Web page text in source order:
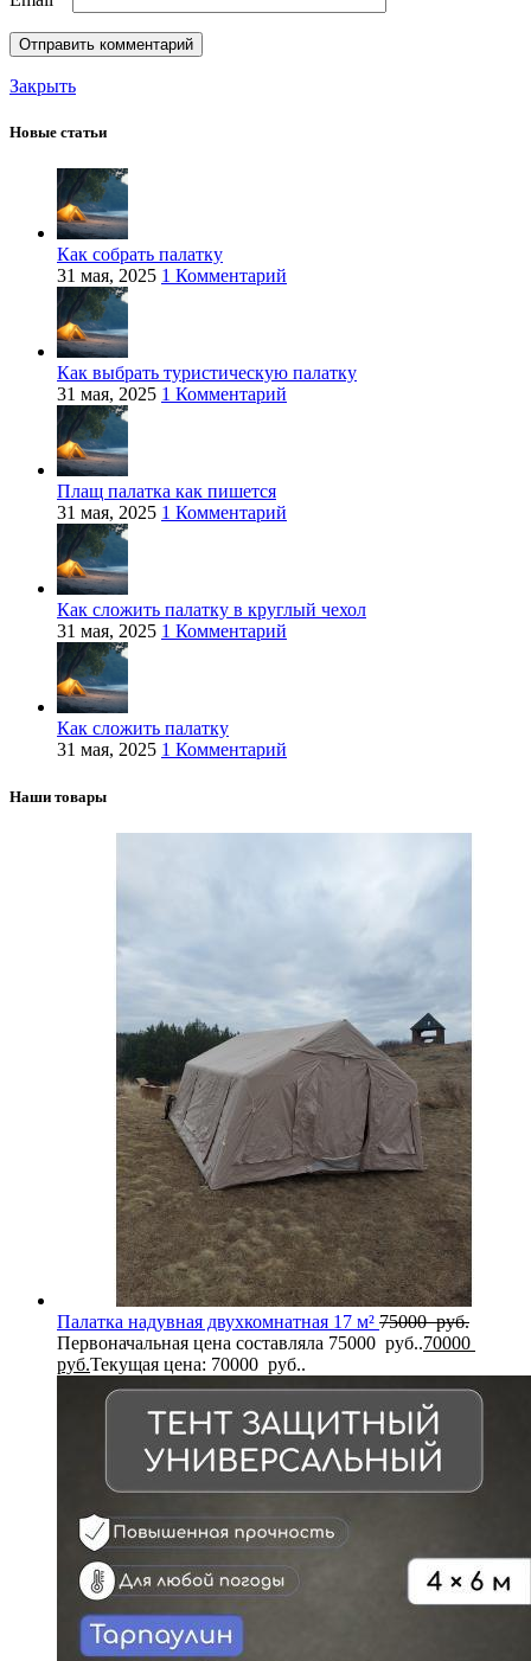
Закрыть
Новые статьи
Как собрать палатку
31 мая, 2025 1 Комментарий
Как выбрать туристическую палатку
31 мая, 2025 1 Комментарий
Плащ палатка как пишется
31 мая, 2025 1 Комментарий
Как сложить палатку в круглый чехол
31 мая, 2025 1 Комментарий
Как сложить палатку
31 мая, 2025 1 Комментарий
Наши товары
Палатка надувная двухкомнатная 17 м² 75000руб.
Первоначальная цена составляла 75000 руб..70000
руб.Текущая цена: 70000 руб..